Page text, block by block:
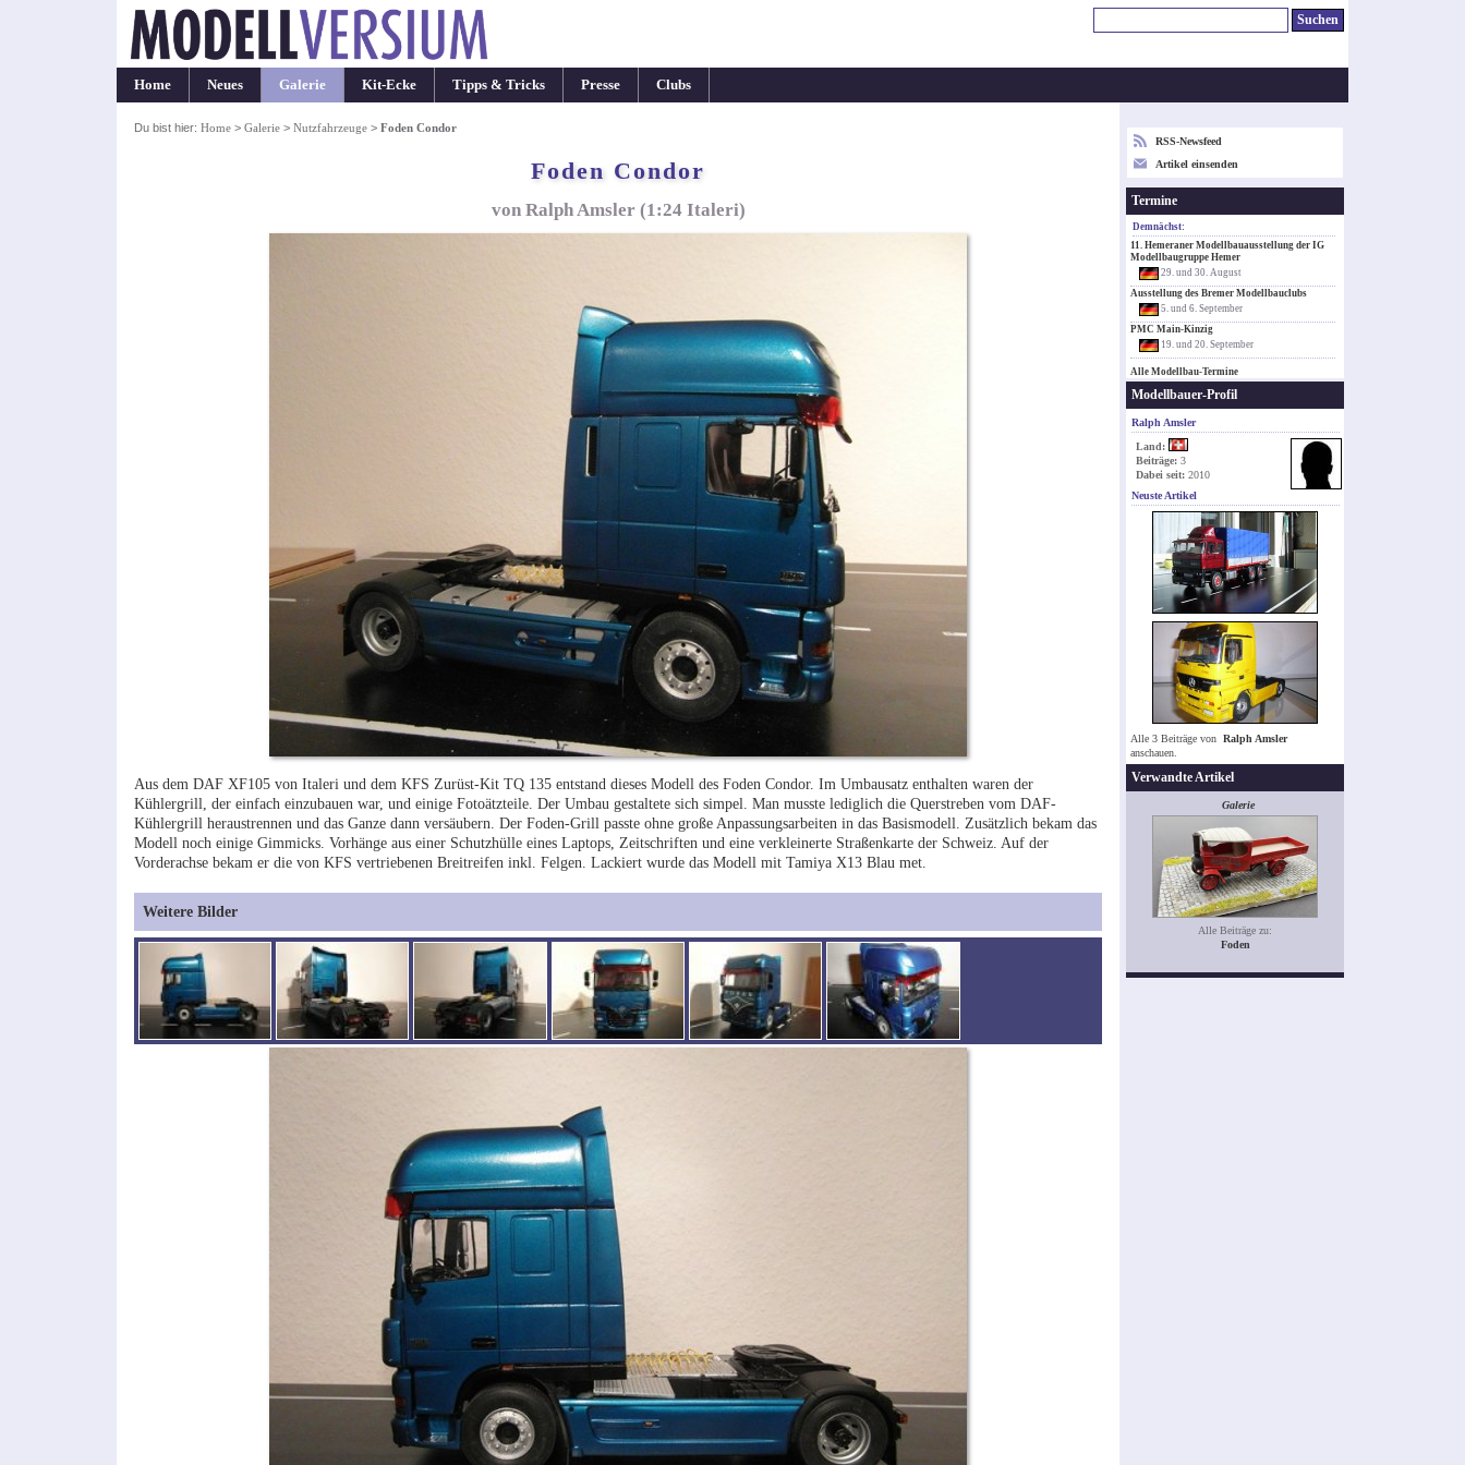
Home Neues Galerie Kit-Ecke Tipps & Tricks Presse Clubs
Du bist hier: Home> Galerie> Nutzfahrzeuge> Foden Condor
Foden Condor
von Ralph Amsler (1:24 Italeri)
Aus dem DAF XF105 von Italeri und dem KFS Zurüst-Kit TQ 135 entstand dieses Modell des Foden Condor. Im Umbausatz enthalten waren der
Kühlergrill, der einfach einzubauen war, und einige Fotoätzteile. Der Umbau gestaltete sich simpel. Man musste lediglich die Querstreben vom DAF-
Kühlergrill heraustrennen und das Ganze dann versäubern. Der Foden-Grill passte ohne große Anpassungsarbeiten in das Basismodell. Zusätzlich bekam das
Modell noch einige Gimmicks. Vorhänge aus einer Schutzhülle eines Laptops, Zeitschriften und eine verkleinerte Straßenkarte der Schweiz. Auf der
Vorderachse bekam er die von KFS vertriebenen Breitreifen inkl. Felgen. Lackiert wurde das Modell mit Tamiya X13 Blau met.
Weitere Bilder
RSS-Newsfeed
Artikel einsenden
Termine
Demnächst:
11. Hemeraner Modellbauausstellung der IG
Modellbaugruppe Hemer
29. und 30. August
Ausstellung des Bremer Modellbauclubs
5. und 6. September
PMC Main-Kinzig
19. und 20. September
Alle Modellbau-Termine
Modellbauer-Profil
Ralph Amsler
Land:
Beiträge: 3
Dabei seit: 2010
Neuste Artikel
Alle 3 Beiträge von Ralph Amsler
anschauen.
Verwandte Artikel
Galerie
Alle Beiträge zu:
Foden